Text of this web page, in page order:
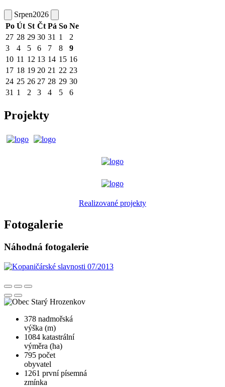
Srpen2026
Po Út St Čt Pá So Ne
27 28 29 30 31 1
2
3
4 5 6 7 8
9
10 11 12 13 14 15 16
17 18 19 20 21 22 23
24 25 26 27 28 29 30
31 1 2 3 4 5 6
Projekty
Realizované projekty
Fotogalerie
Náhodná fotogalerie
378 nadmořská
výška (m)
1084 katastrální
výměra (ha)
795 počet
obyvatel
1261 první písemná
zmínka